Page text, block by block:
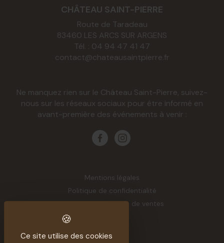
CHÂTEAU SAINT-PIERRE
Route de Taradeau
83460 LES ARCS SUR ARGENS
Tél. : 04 94 47 41 47
contact@chateausaintpierre.fr
Ne manquez rien sur le Château Saint-Pierre, suivez-
nous sur les réseaux sociaux pour être informé en
avant-première des événements à venir :
Mentions légales
Politique de confidentialité
Conditions générales de ventes
Ce site utilise des cookies